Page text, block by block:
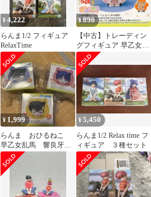
¥4,222
らんま1/2 フィギュア
RelaxTime
¥890
【中古】トレーディン
グフィギュア 早乙女乱
馬 「らんま1/2 おひる
ねこミニフィギュア
(EX)」
¥ 1,999
らんま おひるねこ
早乙女乱馬 響良牙
天道あかね ミニフィ
ギュア
¥5,450
らんま1/2 Relax time フ
ィギュア ３種セット